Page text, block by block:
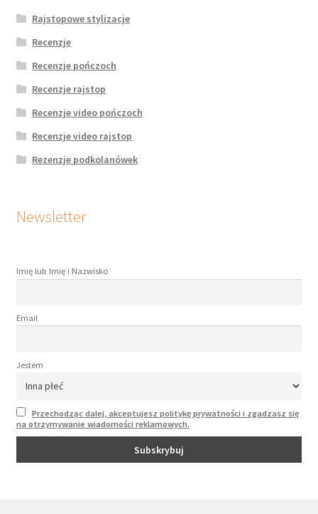
Rajstopowe stylizacje
Recenzje
Recenzje pończoch
Recenzje rajstop
Recenzje video pończoch
Recenzje video rajstop
Rezenzje podkolanówek
Newsletter
Imię lub Imię i Nazwisko
Email
Jestem
Przechodząc dalej, akceptujesz politykę prywatności i zgadzasz się
na otrzymywanie wiadomości reklamowych.